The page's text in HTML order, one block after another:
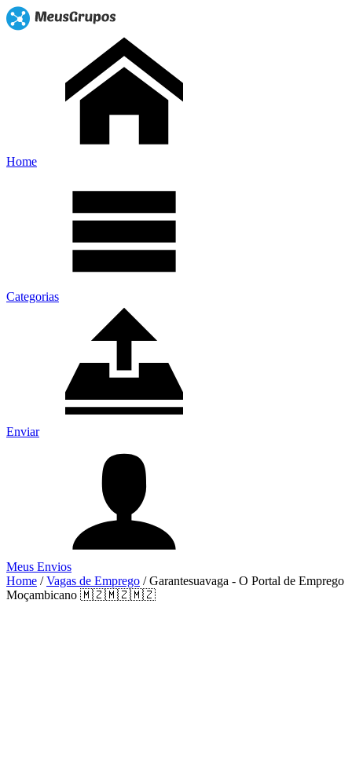
Home
Categorias
Enviar
Meus Envios
Home / Vagas de Emprego / Garantesuavaga - O Portal de Emprego
Moçambicano 🇲🇿🇲🇿🇲🇿